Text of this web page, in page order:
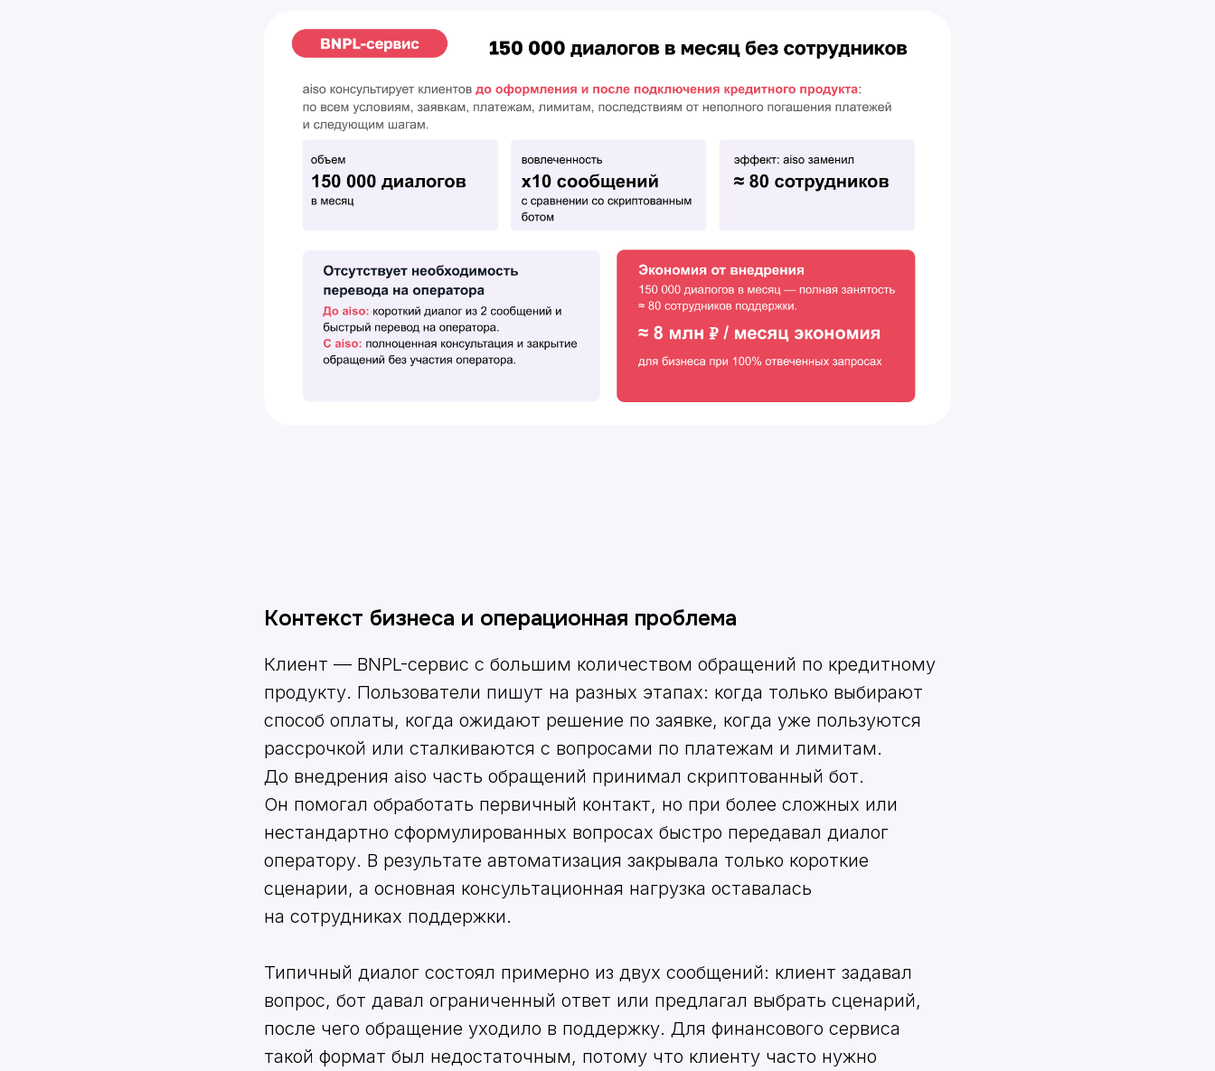
Контекст бизнеса и операционная проблема
Клиент — BNPL-сервис с большим количеством обращений по кредитному
продукту. Пользователи пишут на разных этапах: когда только выбирают
способ оплаты, когда ожидают решение по заявке, когда уже пользуются
рассрочкой или сталкиваются с вопросами по платежам и лимитам.
До внедрения aiso часть обращений принимал скриптованный бот.
Он помогал обработать первичный контакт, но при более сложных или
нестандартно сформулированных вопросах быстро передавал диалог
оператору. В результате автоматизация закрывала только короткие
сценарии, а основная консультационная нагрузка оставалась
на сотрудниках поддержки.
Типичный диалог состоял примерно из двух сообщений: клиент задавал
вопрос, бот давал ограниченный ответ или предлагал выбрать сценарий,
после чего обращение уходило в поддержку. Для финансового сервиса
такой формат был недостаточным, потому что клиенту часто нужно